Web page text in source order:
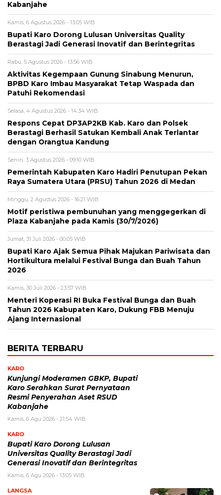
Kabanjahe
Kamis, 6 Agustus 2026 - 13:05 WIB
Bupati Karo Dorong Lulusan Universitas Quality
Berastagi Jadi Generasi Inovatif dan Berintegritas
Rabu, 5 Agustus 2026 - 13:56 WIB
Aktivitas Kegempaan Gunung Sinabung Menurun,
BPBD Karo Imbau Masyarakat Tetap Waspada dan
Patuhi Rekomendasi
Selasa, 4 Agustus 2026 - 14:34 WIB
Respons Cepat DP3AP2KB Kab. Karo dan Polsek
Berastagi Berhasil Satukan Kembali Anak Terlantar
dengan Orangtua Kandung
Senin, 3 Agustus 2026 - 09:10 WIB
Pemerintah Kabupaten Karo Hadiri Penutupan Pekan
Raya Sumatera Utara (PRSU) Tahun 2026 di Medan
Minggu, 2 Agustus 2026 - 16:21 WIB
Motif peristiwa pembunuhan yang menggegerkan di
Plaza Kabanjahe pada Kamis (30/7/2026)
Jumat, 31 Juli 2026 - 00:05 WIB
Bupati Karo Ajak Semua Pihak Majukan Pariwisata dan
Hortikultura melalui Festival Bunga dan Buah Tahun
2026
Kamis, 30 Juli 2026 - 23:57 WIB
Menteri Koperasi RI Buka Festival Bunga dan Buah
Tahun 2026 Kabupaten Karo, Dukung FBB Menuju
Ajang Internasional
BERITA TERBARU
KARO
Kunjungi Moderamen GBKP, Bupati
Karo Serahkan Surat Pernyataan
Resmi Penyerahan Aset RSUD
Kabanjahe
Kamis, 6 Agu 2026 - 21:54 WIB
KARO
Bupati Karo Dorong Lulusan
Universitas Quality Berastagi Jadi
Generasi Inovatif dan Berintegritas
Kamis, 6 Agu 2026 - 13:05 WIB
LANGSA